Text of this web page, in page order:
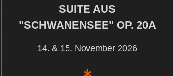
SUITE AUS
"SCHWANENSEE" OP. 20A
14. & 15. November 2026